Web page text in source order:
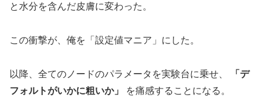
と水分を含んだ皮膚に変わった。
この衝撃が、俺を「設定値マニア」にした。
以降、全てのノードのパラメータを実験台に乗せ、
「デ
フォルトがいかに粗いか」
を痛感することになる。